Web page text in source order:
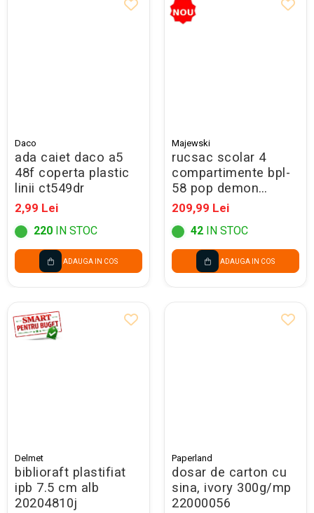
Daco
ada caiet daco a5
48f coperta plastic
linii ct549dr
2,99 Lei
220 IN STOC
ADAUGA IN COS
Majewski
rucsac scolar 4
compartimente bpl-
58 pop demon
hunters violet
304767
209,99 Lei
42 IN STOC
ADAUGA IN COS
Delmet
biblioraft plastifiat
ipb 7.5 cm alb
20204810j
Paperland
dosar de carton cu
sina, ivory 300g/mp
22000056